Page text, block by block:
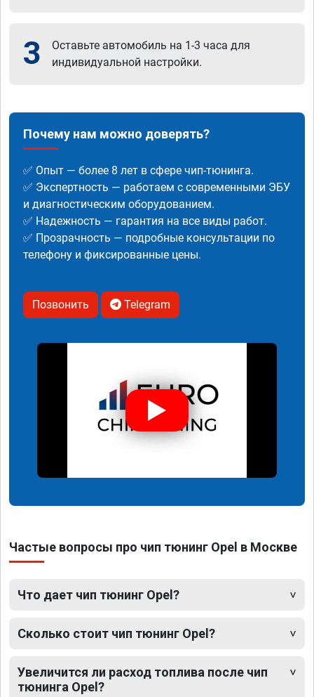
3
Оставьте автомобиль на 1-3 часа для
индивидуальной настройки.
Почему нам можно доверять?
✅ Опыт — более 8 лет в сфере чип-тюнинга.
✅ Экспертность — работаем с современными ЭБУ
и диагностическим оборудованием.
✅ Надежность — гарантия на все виды работ.
✅ Прозрачность — подробные консультации по
телефону и фиксированные цены.
Позвонить Telegram
Частые вопросы про чип тюнинг Opel в Москве
Что дает чип тюнинг Opel?
Сколько стоит чип тюнинг Opel?
Увеличится ли расход топлива после чип
тюнинга Opel?